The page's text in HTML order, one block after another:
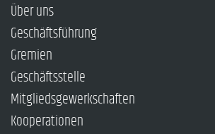
Über uns
Geschäftsführung
Gremien
Geschäftsstelle
Mitgliedsgewerkschaften
Kooperationen